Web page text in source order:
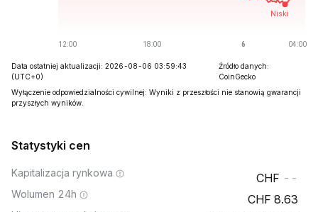
Data ostatniej aktualizacji: 2026-08-06 03:59:43
(UTC+0)
Źródło danych:
CoinGecko
Wyłączenie odpowiedzialności cywilnej: Wyniki z przeszłości nie stanowią gwarancji
przyszłych wyników.
Statystyki cen
Kapitalizacja rynkowa --
Wolumen 24h 8.63